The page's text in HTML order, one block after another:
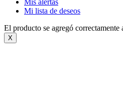
Mi lista de deseos
El producto se agregó correctamente
X